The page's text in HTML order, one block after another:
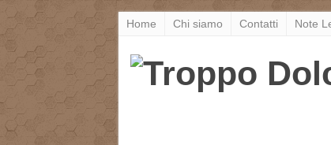
Home Chi siamo Contatti Note